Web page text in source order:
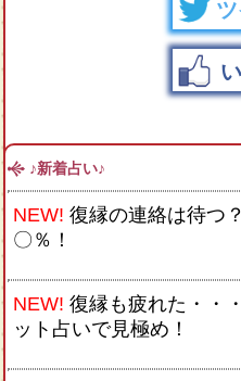
♪新着占い♪
NEW! 復縁の連絡は待つ
〇％！
NEW! 復縁も疲れた・・
ット占いで見極め！